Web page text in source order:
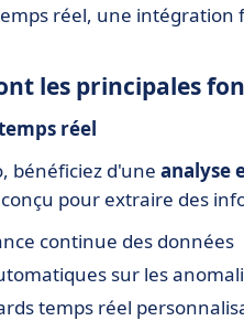
réel, une intégration
les principales
réel
bénéficiez d'une analyse
pour extraire des
continue des données
sur les
temps réel